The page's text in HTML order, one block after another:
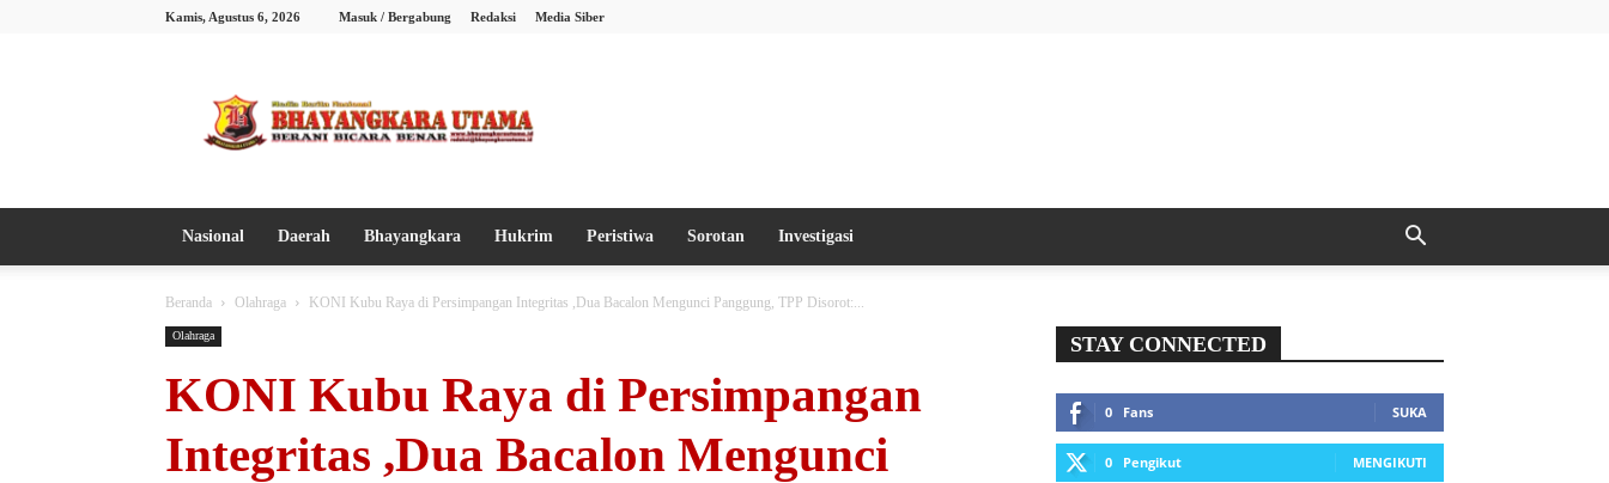
Kamis, Agustus 6, 2026 Masuk / Bergabung Redaksi Media Siber
Utama
Nasional Daerah Bhayangkara Hukrim Peristiwa Sorotan Investigasi
Beranda Olahraga KONI Kubu Raya di Persimpangan Integritas ,Dua Bacalon Mengunci Panggung, TPP Disorot:...
Olahraga
KONI Kubu Raya di Persimpangan
Integritas ,Dua Bacalon Mengunci
STAY CONNECTED
0 Fans SUKA
0 Pengikut MENGIKUTI